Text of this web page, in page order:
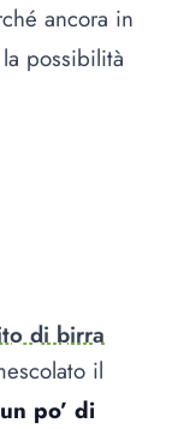
ancora in
possibilità
di birra
il
po’ di